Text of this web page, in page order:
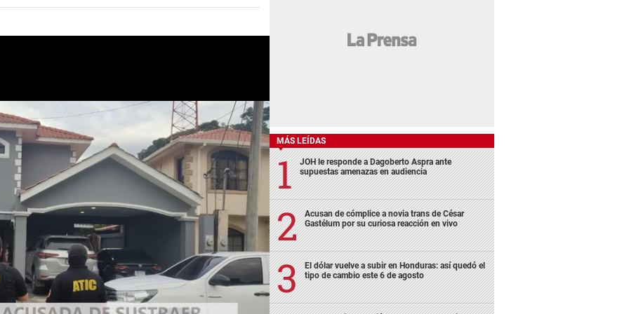
MÁS LEÍDAS
JOH le responde a Dagoberto Aspra ante
supuestas amenazas en audiencia
Acusan de cómplice a novia trans de César
Gastélum por su curiosa reacción en vivo
El dólar vuelve a subir en Honduras: así quedó el
tipo de cambio este 6 de agosto